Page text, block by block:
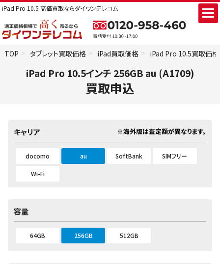
iPad Pro 10.5 高価買取ならダイワンテレコム
TOP タブレット買取価格 iPad買取価格 iPad Pro 10.5買取価格
iPad Pro 10.5インチ 256GB au (A1709)
買取申込
キャリア ※海外版は査定額が異なります。
docomo au SoftBank SIMフリー
Wi-Fi
容量
64GB 256GB 512GB